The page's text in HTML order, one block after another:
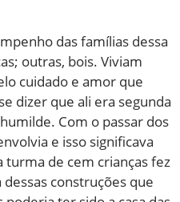
das famílias dessa
outras, bois. Viviam
cuidado e amor que
dizer que ali era segunda
Com o passar dos
e isso significava
de cem crianças fez
construções que